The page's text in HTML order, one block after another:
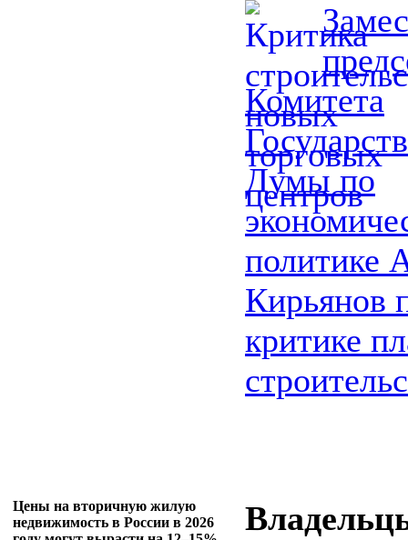
Комитета
Думы по
политике
Кирьянов
критике
Цены на вторичную жилую
недвижимость в России в 2026